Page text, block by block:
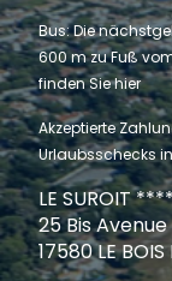
Bus: Die
600 m zu Fuß
finden Sie hier
Akzeptierte
Urlaubsschecks
LE SUROIT
25 Bis
17580 LE BOIS